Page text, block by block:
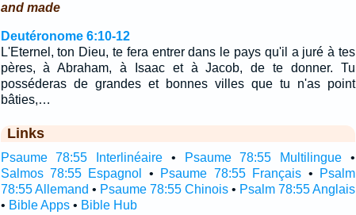
and made
Deutéronome 6:10-12
L'Eternel, ton Dieu, te fera entrer dans le pays qu'il a juré à tes
pères, à Abraham, à Isaac et à Jacob, de te donner. Tu
posséderas de grandes et bonnes villes que tu n'as point
bâties,…
Links
Psaume 78:55 Interlinéaire • Psaume 78:55 Multilingue •
Salmos 78:55 Espagnol
• Psaume 78:55 Français •
Psalm
78:55 Allemand • Psaume 78:55 Chinois• Psalm 78:55 Anglais
• Bible Apps• Bible Hub